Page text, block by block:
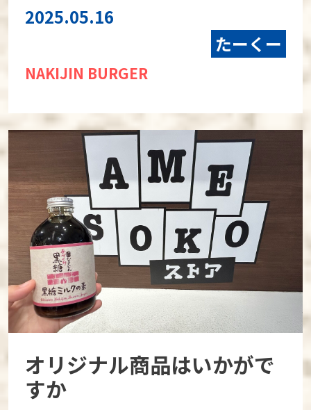
2025.05.16
たーくー
NAKIJIN BURGER
オリジナル商品はいかがで
すか